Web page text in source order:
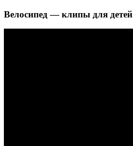
Велосипед — клипы для детей